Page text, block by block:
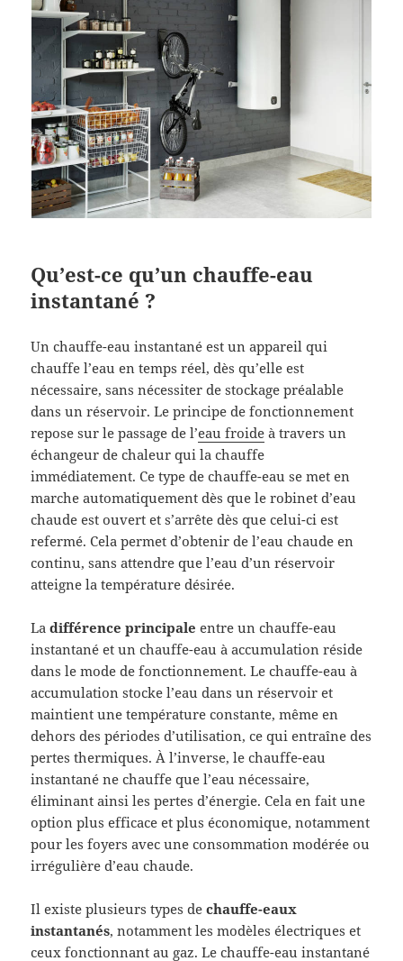
Qu’est-ce qu’un chauffe-eau
instantané ?
Un chauffe-eau instantané est un appareil qui
chauffe l’eau en temps réel, dès qu’elle est
nécessaire, sans nécessiter de stockage préalable
dans un réservoir. Le principe de fonctionnement
repose sur le passage de l’eau froide à travers un
échangeur de chaleur qui la chauffe
immédiatement. Ce type de chauffe-eau se met en
marche automatiquement dès que le robinet d’eau
chaude est ouvert et s’arrête dès que celui-ci est
refermé. Cela permet d’obtenir de l’eau chaude en
continu, sans attendre que l’eau d’un réservoir
atteigne la température désirée.
Ladifférence principale entre un chauffe-eau
instantané et un chauffe-eau à accumulation réside
dans le mode de fonctionnement. Le chauffe-eau à
accumulation stocke l’eau dans un réservoir et
maintient une température constante, même en
dehors des périodes d’utilisation, ce qui entraîne des
pertes thermiques. À l’inverse, le chauffe-eau
instantané ne chauffe que l’eau nécessaire,
éliminant ainsi les pertes d’énergie. Cela en fait une
option plus efficace et plus économique, notamment
pour les foyers avec une consommation modérée ou
irrégulière d’eau chaude.
Il existe plusieurs types dechauffe-eaux
instantanés, notamment les modèles électriques et
ceux fonctionnant au gaz. Le chauffe-eau instantané